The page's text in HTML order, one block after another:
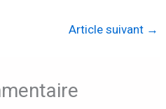
Article suivant →